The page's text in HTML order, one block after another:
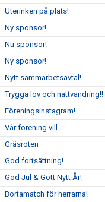
Uterinken på plats!
Ny sponsor!
Nu sponsor!
Ny sponsor!
Nytt sammarbetsavtal!
Trygga lov och nattvandring!!
Föreningsinstagram!
Vår förening vill
Gräsroten
God fortsättning!
God Jul & Gott Nytt År!
Bortamatch för herrarna!